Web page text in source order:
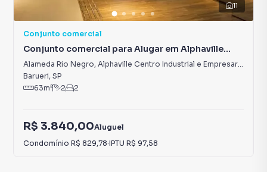
11
Conjunto comercial
Conjunto comercial para Alugar em Alphaville
Centro Industrial e Empresarial/Alphaville.
Alameda Rio Negro, Alphaville Centro Industrial e Empresarial/Alphaville.
Barueri, SP
63m² 2 2
R$ 3.840,00Aluguel
Condomínio R$ 829,78·IPTU R$ 97,58